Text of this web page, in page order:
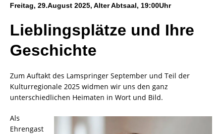
Freitag, 29.August 2025, Alter Abtsaal, 19:00Uhr
Lieblingsplätze und Ihre
Geschichte
Zum Auftakt des Lamspringer September und Teil der
Kulturregionale 2025 widmen wir uns den ganz
unterschiedlichen Heimaten in Wort und Bild.
Als
Ehrengast